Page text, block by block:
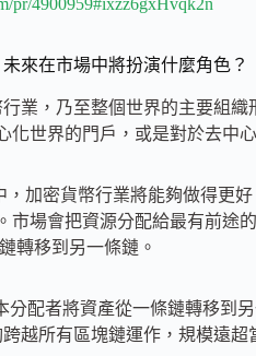
來在市場中將扮演什麼角色？
業，乃至整個世界的主要組
化世界的門戶，或是對於去中
加密貨幣行業將能夠做得更
市場會把資源分配給最有前途
轉移到另一條鏈。
分配者將資產從一條鏈轉移到
越所有區塊鏈運作，規模遠超